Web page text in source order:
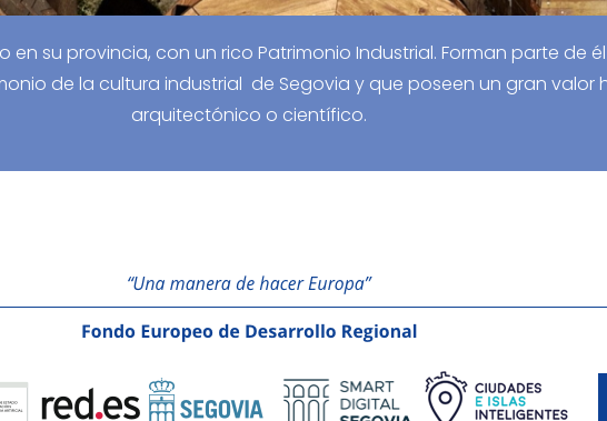
su provincia, con un rico Patrimonio Industrial. Forman parte de
de la cultura industrial de Segovia y que poseen un gran valor
arquitectónico o científico.